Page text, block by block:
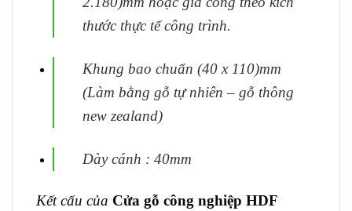
thước thực tếcông trình.
Khung bao chuẩn (40 x 110)mm
(Làm bằng gỗ tự nhiên – gỗ thông
new zealand)
Dày cánh : 40mm
Kết cấu của Cửa gỗ công nghiệp HDF